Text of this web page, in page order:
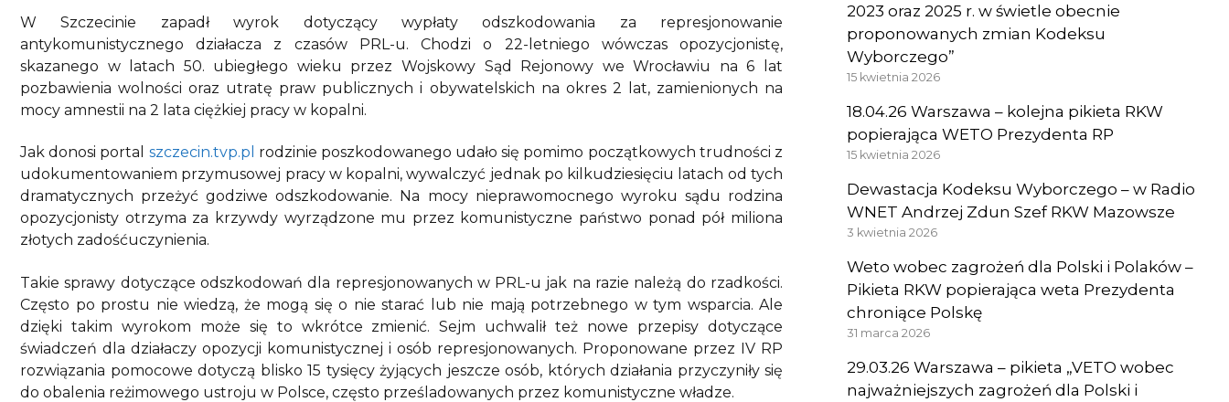
W Szczecinie zapadł wyrok dotyczący wypłaty odszkodowania za represjonowanie
antykomunistycznego działacza z czasów PRL-u. Chodzi o 22-letniego wówczas opozycjonistę,
skazanego w latach 50. ubiegłego wieku przez Wojskowy Sąd Rejonowy we Wrocławiu na 6 lat
pozbawienia wolności oraz utratę praw publicznych i obywatelskich na okres 2 lat, zamienionych na
mocy amnestii na 2 lata ciężkiej pracy w kopalni.
Jak donosi portal szczecin.tvp.pl rodzinie poszkodowanego udało się pomimo początkowych trudności z
udokumentowaniem przymusowej pracy w kopalni, wywalczyć jednak po kilkudziesięciu latach od tych
dramatycznych przeżyć godziwe odszkodowanie. Na mocy nieprawomocnego wyroku sądu rodzina
opozycjonisty otrzyma za krzywdy wyrządzone mu przez komunistyczne państwo ponad pół miliona
złotych zadośćuczynienia.
Takie sprawy dotyczące odszkodowań dla represjonowanych w PRL-u jak na razie należą do rzadkości.
Często po prostu nie wiedzą, że mogą się o nie starać lub nie mają potrzebnego w tym wsparcia. Ale
dzięki takim wyrokom może się to wkrótce zmienić. Sejm uchwalił też nowe przepisy dotyczące
świadczeń dla działaczy opozycji komunistycznej i osób represjonowanych. Proponowane przez IV RP
rozwiązania pomocowe dotyczą blisko 15 tysięcy żyjących jeszcze osób, których działania przyczyniły się
do obalenia reżimowego ustroju w Polsce, często prześladowanych przez komunistyczne władze.
2023 oraz 2025 r. w świetle obecnie
proponowanych zmian Kodeksu
Wyborczego”
15 kwietnia 2026
18.04.26 Warszawa – kolejna pikieta RKW
popierająca WETO Prezydenta RP
15 kwietnia 2026
Dewastacja Kodeksu Wyborczego – w Radio
WNET Andrzej Zdun Szef RKW Mazowsze
3 kwietnia 2026
Weto wobec zagrożeń dla Polski i Polaków –
Pikieta RKW popierająca weta Prezydenta
chroniące Polskę
31 marca 2026
29.03.26 Warszawa – pikieta „VETO wobec
najważniejszych zagrożeń dla Polski i